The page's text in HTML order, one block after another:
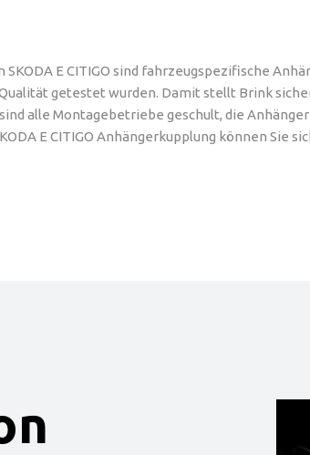
E CITIGO sind fahrzeugspezifische
getestet wurden. Damit stellt Brink
alle Montagebetriebe geschult, die
E CITIGO Anhängerkupplung können Sie